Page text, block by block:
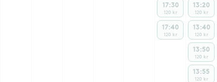
17:30
120 kr
17:40
120 kr
13:20
120 kr
13:40
120 kr
13:50
120 kr
13:55
120 kr